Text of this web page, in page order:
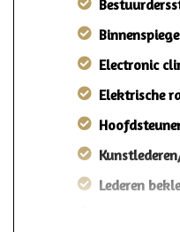
Electronic
Elektrische
Lederen